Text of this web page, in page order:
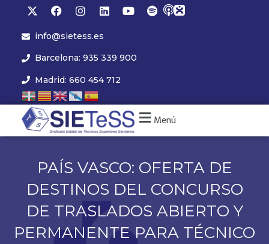
info@sietess.es
Barcelona: 935 339 900
Madrid: 660 454 712
Menú
PAÍS VASCO: OFERTA DE
DESTINOS DEL CONCURSO
DE TRASLADOS ABIERTO Y
PERMANENTE PARA TÉCNICO